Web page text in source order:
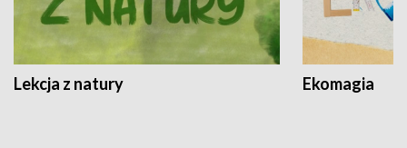
Lekcja z natury Ekomagia